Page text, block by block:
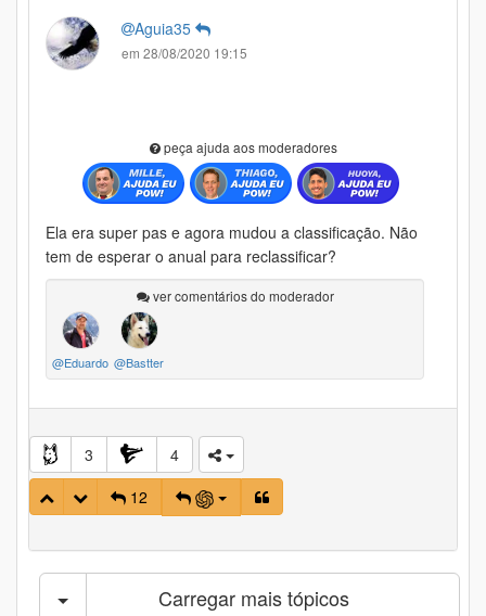
Aguia35
em 28/08/2020 19:15
peça ajuda aos moderadores
Ela era super pas e agora mudou a classificação. Não
tem de esperar o anual para reclassificar?
ver comentários do moderador
@Eduardo @Bastter
3
4
12
Carregar mais tópicos